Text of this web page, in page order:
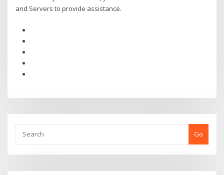
and Servers to provide assistance.
Go